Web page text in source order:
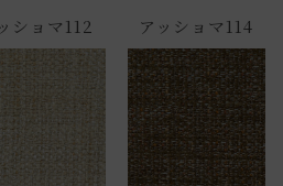
ショマ112 アッショマ114